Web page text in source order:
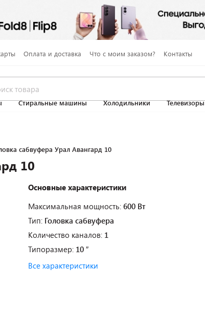
Оплата и доставка Что с моим заказом? Контакты
Стиральные машины Холодильники Телевизоры
сабвуфера Урал Авангард 10
10
Основные характеристики
Максимальная мощность: 600 Вт
Тип: Головка сабвуфера
Количество каналов: 1
Типоразмер: 10 ″
Все характеристики